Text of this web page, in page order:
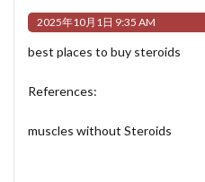
2025年10月1日 9:35 AM
best places to buy steroids
References:
muscles without Steroids